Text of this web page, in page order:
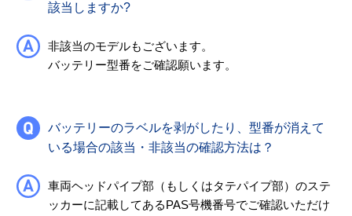
該当しますか?
非該当のモデルもございます。
バッテリー型番をご確認願います。
バッテリーのラベルを剥がしたり、型番が消えて
いる場合の該当・非該当の確認方法は？
車両ヘッドパイプ部（もしくはタテパイプ部）のステ
ッカーに記載してあるPAS号機番号でご確認いただけ